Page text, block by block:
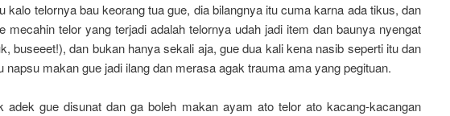
kalo telornya bau keorang tua gue, dia bilangnya itu cuma karna ada tikus, dan
mecahin telor yang terjadi adalah telornya udah jadi item dan baunya nyengat
buseeet!), dan bukan hanya sekali aja, gue dua kali kena nasib seperti itu dan
napsu makan gue jadi ilang dan merasa agak trauma ama yang pegituan.
adek gue disunat dan ga boleh makan ayam ato telor ato kacang-kacangan